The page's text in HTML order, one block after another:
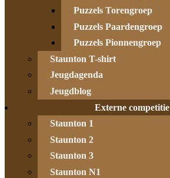
Puzzels Torengroep
Puzzels Paardengroep
Puzzels Pionnengroep
Staunton T-shirt
Jeugdagenda
Jeugdblog
Externe competitie
Staunton 1
Staunton 2
Staunton 3
Staunton N1